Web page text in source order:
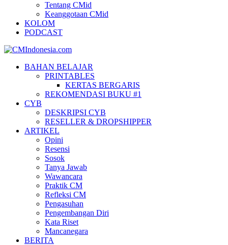
Tentang CMid
Keanggotaan CMid
KOLOM
PODCAST
BAHAN BELAJAR
PRINTABLES
KERTAS BERGARIS
REKOMENDASI BUKU #1
CYB
DESKRIPSI CYB
RESELLER & DROPSHIPPER
ARTIKEL
Opini
Resensi
Sosok
Tanya Jawab
Wawancara
Praktik CM
Refleksi CM
Pengasuhan
Pengembangan Diri
Kata Riset
Mancanegara
BERITA